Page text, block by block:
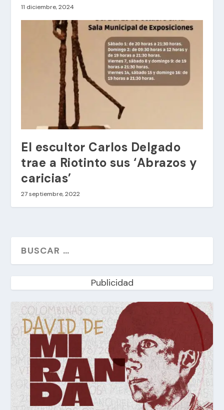
11 diciembre, 2024
El escultor Carlos Delgado
trae a Riotinto sus ‘Abrazos y
caricias’
27 septiembre, 2022
Publicidad